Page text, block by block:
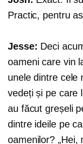
Practic, pentru
Jesse: Deci
oameni care vin
unele dintre cele
vedeți și pe care
au făcut greșeli
dintre ideile pe
oamenilor?